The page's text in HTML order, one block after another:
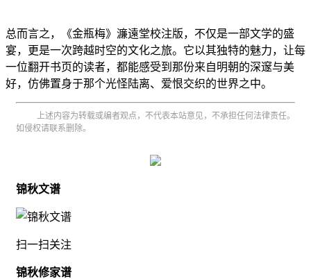
总而言之，《金瓶梅》濂遠堂校注版，不仅是一部文学的盛
宴，更是一次跨越时空的文化之旅。它以其独特的魅力，让每
一位翻开书页的读者，都能感受到那份来自明朝的深邃与美
好，仿佛置身于那个光怪陆离、爱恨交织的世界之中。
上述内容为转载或编者观点，不代表本站意见，不承担任何法律责任。
如侵权请联系删除。
锦秋文谱
扫一扫关注
锦秋修家谱